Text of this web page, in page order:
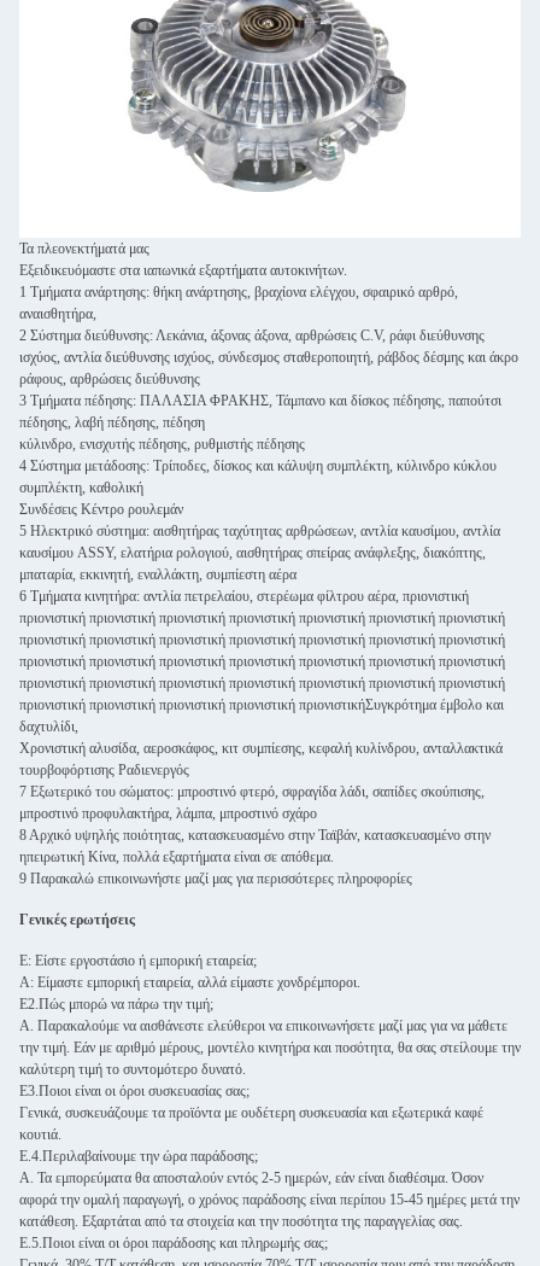
Τα πλεονεκτήματά μας
Εξειδικευόμαστε στα ιαπωνικά εξαρτήματα αυτοκινήτων.
1 Τμήματα ανάρτησης: θήκη ανάρτησης, βραχίονα ελέγχου, σφαιρικό αρθρό,
αναισθητήρα,
2 Σύστημα διεύθυνσης: Λεκάνια, άξονας άξονα, αρθρώσεις C.V, ράφι διεύθυνσης
ισχύος, αντλία διεύθυνσης ισχύος, σύνδεσμος σταθεροποιητή, ράβδος δέσμης και άκρο
ράφους, αρθρώσεις διεύθυνσης
3 Τμήματα πέδησης: ΠΑΛΑΣΙΑ ΦΡΑΚΗΣ, Τάμπανο και δίσκος πέδησης, παπούτσι
πέδησης, λαβή πέδησης, πέδηση
κύλινδρο, ενισχυτής πέδησης, ρυθμιστής πέδησης
4 Σύστημα μετάδοσης: Τρίποδες, δίσκος και κάλυψη συμπλέκτη, κύλινδρο κύκλου
συμπλέκτη, καθολική
Συνδέσεις Κέντρο ρουλεμάν
5 Ηλεκτρικό σύστημα: αισθητήρας ταχύτητας αρθρώσεων, αντλία καυσίμου, αντλία
καυσίμου ASSY, ελατήρια ρολογιού, αισθητήρας σπείρας ανάφλεξης, διακόπτης,
μπαταρία, εκκινητή, εναλλάκτη, συμπίεστη αέρα
6 Τμήματα κινητήρα: αντλία πετρελαίου, στερέωμα φίλτρου αέρα, πριονιστική
πριονιστική πριονιστική πριονιστική πριονιστική πριονιστική πριονιστική πριονιστική
πριονιστική πριονιστική πριονιστική πριονιστική πριονιστική πριονιστική πριονιστική
πριονιστική πριονιστική πριονιστική πριονιστική πριονιστική πριονιστική πριονιστική
πριονιστική πριονιστική πριονιστική πριονιστική πριονιστική πριονιστική πριονιστική
πριονιστική πριονιστική πριονιστική πριονιστική πριονιστικήΣυγκρότημα έμβολο και
δαχτυλίδι,
Χρονιστική αλυσίδα, αεροσκάφος, κιτ συμπίεσης, κεφαλή κυλίνδρου, ανταλλακτικά
τουρβοφόρτισης Ραδιενεργός
7 Εξωτερικό του σώματος: μπροστινό φτερό, σφραγίδα λάδι, σαπίδες σκούπισης,
μπροστινό προφυλακτήρα, λάμπα, μπροστινό σχάρο
8 Αρχικό υψηλής ποιότητας, κατασκευασμένο στην Ταϊβάν, κατασκευασμένο στην
ηπειρωτική Κίνα, πολλά εξαρτήματα είναι σε απόθεμα.
9 Παρακαλώ επικοινωνήστε μαζί μας για περισσότερες πληροφορίες
Γενικές ερωτήσεις
Ε: Είστε εργοστάσιο ή εμπορική εταιρεία;
Α: Είμαστε εμπορική εταιρεία, αλλά είμαστε χονδρέμποροι.
Ε2.Πώς μπορώ να πάρω την τιμή;
Α. Παρακαλούμε να αισθάνεστε ελεύθεροι να επικοινωνήσετε μαζί μας για να μάθετε
την τιμή. Εάν με αριθμό μέρους, μοντέλο κινητήρα και ποσότητα, θα σας στείλουμε την
καλύτερη τιμή το συντομότερο δυνατό.
Ε3.Ποιοι είναι οι όροι συσκευασίας σας;
Γενικά, συσκευάζουμε τα προϊόντα με ουδέτερη συσκευασία και εξωτερικά καφέ
κουτιά.
Ε.4.Περιλαβαίνουμε την ώρα παράδοσης;
Α. Τα εμπορεύματα θα αποσταλούν εντός 2-5 ημερών, εάν είναι διαθέσιμα. Όσον
αφορά την ομαλή παραγωγή, ο χρόνος παράδοσης είναι περίπου 15-45 ημέρες μετά την
κατάθεση. Εξαρτάται από τα στοιχεία και την ποσότητα της παραγγελίας σας.
Ε.5.Ποιοι είναι οι όροι παράδοσης και πληρωμής σας;